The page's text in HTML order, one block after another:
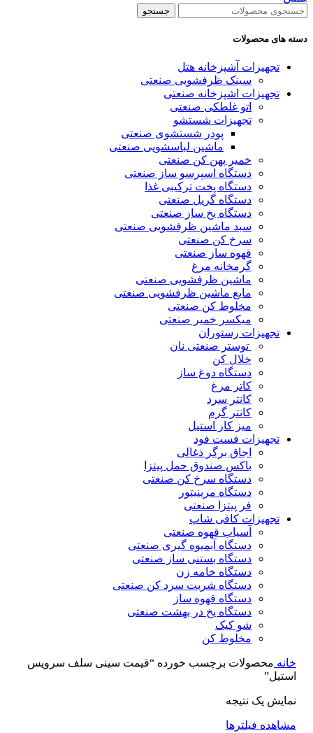
جستجو
دسته های محصولات
تجهیزات آشپزخانه هتل
سینک ظرفشویی صنعتی
تجهیزات اشپزخانه صنعتی
اتو غلطکی صنعتی
تجهیزات شستشو
پودر شستشوی صنعتی
ماشین لباسشویی صنعتی
خمیر پهن کن صنعتی
دستگاه اسپرسو ساز صنعتی
دستگاه پخت ترکیبی غذا
دستگاه گریل صنعتی
دستگاه یخ ساز صنعتی
سبد ماشین ظرفشویی صنعتی
سرخ کن صنعتی
قهوه ساز صنعتی
گرمخانه مرغ
ماشین ظرفشویی صنعتی
مایع ماشین ظرفشویی صنعتی
مخلوط کن صنعتی
میکسر خمیر صنعتی
تجهیزات رستوران
توستر صنعتی نان
خلال کن
دستگاه دوغ ساز
کاتر مرغ
کانتر سرد
کانتر گرم
میز کار استیل
تجهیزات فست فود
اجاق برگر ذغالی
باکس صندوق حمل پیتزا
دستگاه سرخ کن صنعتی
دستگاه مرینیتور
فر پیتزا صنعتی
تجهیزات کافی شاپ
آسیاب قهوه صنعتی
دستگاه آبمیوه گیری صنعتی
دستگاه بستنی ساز صنعتی
دستگاه خامه زن
دستگاه شربت سرد کن صنعتی
دستگاه قهوه ساز
دستگاه یخ در بهشت صنعتی
شو کیک
مخلوط کن
خانه محصولات برچسب خورده “قیمت سینی سلف سرویس
استیل”
نمایش یک نتیجه
مشاهده فیلترها